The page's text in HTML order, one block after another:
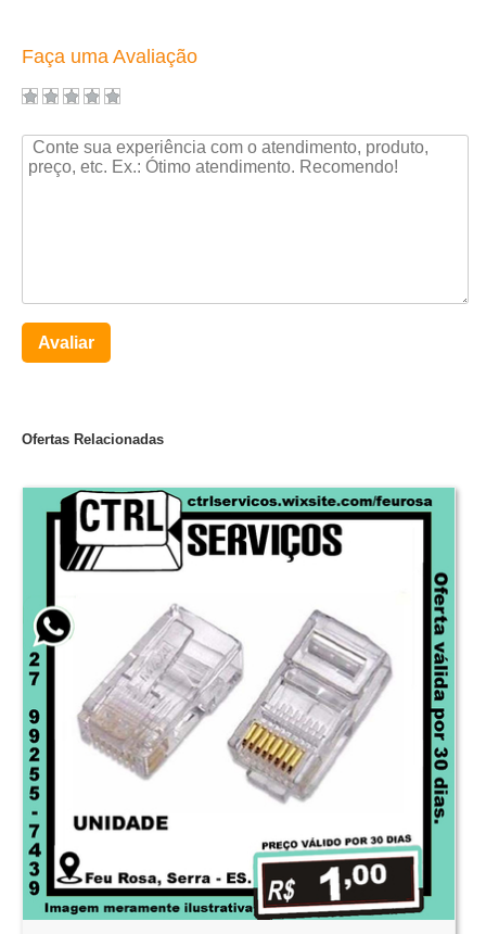
Faça uma Avaliação
Avaliar
Ofertas Relacionadas